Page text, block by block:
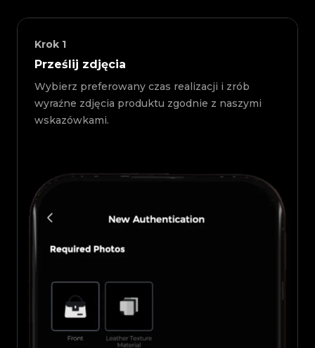
Krok 1
Prześlij zdjęcia
Wybierz preferowany czas realizacji i zrób
wyraźne zdjęcia produktu zgodnie z naszymi
wskazówkami.